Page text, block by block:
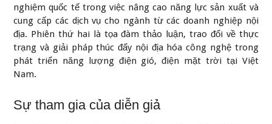
nghiệm quốc tế trong việc nâng cao năng lực sản xuất và
cung cấp các dịch vụ cho ngành từ các doanh nghiệp nội
địa. Phiên thứ hai là tọa đàm thảo luận, trao đổi về thực
trạng và giải pháp thúc đẩy nội địa hóa công nghệ trong
phát triển năng lượng điện gió, điện mặt trời tại Việt
Nam.
Sự tham gia của diễn giả